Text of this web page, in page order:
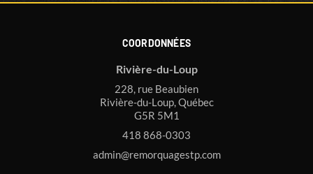
COORDONNÉES
Rivière-du-Loup
228, rue Beaubien
Rivière-du-Loup, Québec
G5R 5M1
418 868-0303
admin@remorquagestp.com